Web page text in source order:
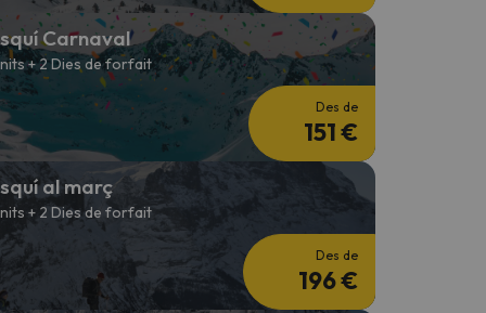
Carnaval
+ 2 Dies de forfait
Des de
151 €
al març
+ 2 Dies de forfait
Des de
196 €